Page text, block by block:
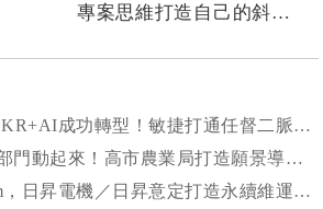
專案思維打造自己的斜槓
！敏捷打通任督二脈， 避免文化與流程「卡卡」導致溝通無效
來！高市農業局打造願景導向的社區敏捷自組織
日昇電機／日昇意定打造永續維運新典範